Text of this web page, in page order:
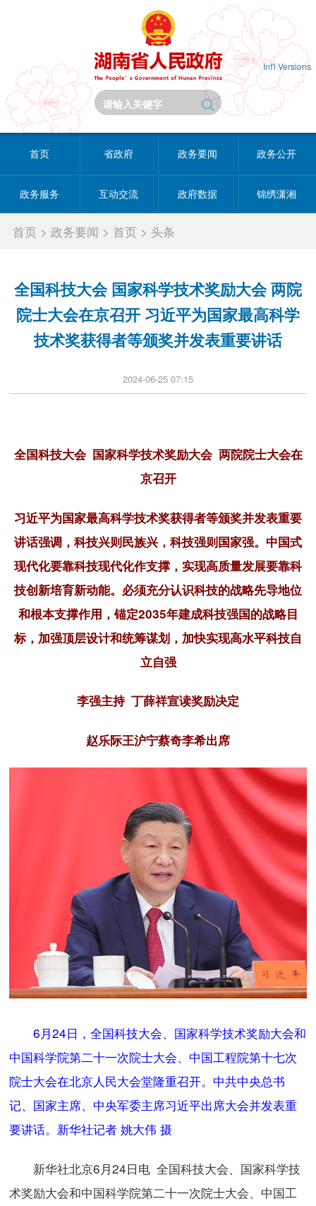
Int'l Versions
首页 省政府 政务要闻 政务公开
政务服务 互动交流 政府数据 锦绣潇湘
首页 >政务要闻 >首页 > 头条
全国科技大会 国家科学技术奖励大会 两院
院士大会在京召开 习近平为国家最高科学
技术奖获得者等颁奖并发表重要讲话
2024-06-25 07:15
全国科技大会 国家科学技术奖励大会 两院院士大会在
京召开
习近平为国家最高科学技术奖获得者等颁奖并发表重要
讲话强调，科技兴则民族兴，科技强则国家强。中国式
现代化要靠科技现代化作支撑，实现高质量发展要靠科
技创新培育新动能。必须充分认识科技的战略先导地位
和根本支撑作用，锚定2035年建成科技强国的战略目
标，加强顶层设计和统筹谋划，加快实现高水平科技自
立自强
李强主持 丁薛祥宣读奖励决定
赵乐际王沪宁蔡奇李希出席
6月24日，全国科技大会、国家科学技术奖励大会和
中国科学院第二十一次院士大会、中国工程院第十七次
院士大会在北京人民大会堂隆重召开。中共中央总书
记、国家主席、中央军委主席习近平出席大会并发表重
要讲话。新华社记者 姚大伟 摄
新华社北京6月24日电 全国科技大会、国家科学技
术奖励大会和中国科学院第二十一次院士大会、中国工